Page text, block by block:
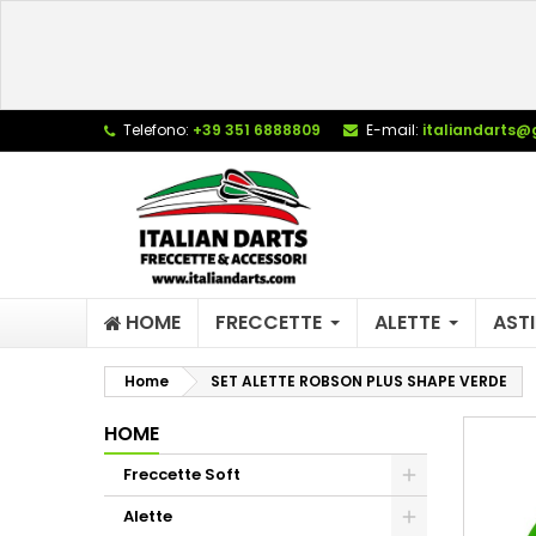
Telefono: +39 351 6888809 E-mail:
HOME FRECCETTE ALETTE
Home SET ALETTE ROBSON PLUS SHAPE VERDE
HOME
Freccette Soft
Alette
add_circle_outline